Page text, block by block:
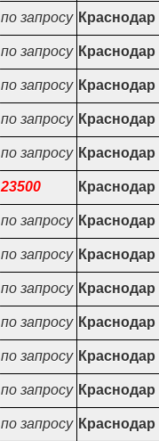
по запросу Краснодар
по запросу Краснодар
по запросу Краснодар
по запросу Краснодар
по запросу Краснодар
23500 Краснодар
по запросу Краснодар
по запросу Краснодар
по запросу Краснодар
по запросу Краснодар
по запросу Краснодар
по запросу Краснодар
по запросу Краснодар